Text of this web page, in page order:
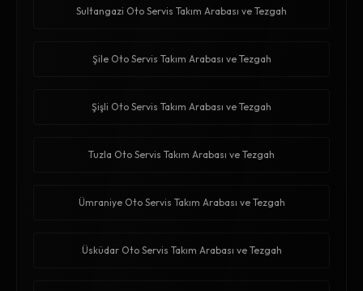
Sultangazi Oto Servis Takım Arabası ve Tezgah
Şile Oto Servis Takım Arabası ve Tezgah
Şişli Oto Servis Takım Arabası ve Tezgah
Tuzla Oto Servis Takım Arabası ve Tezgah
Ümraniye Oto Servis Takım Arabası ve Tezgah
Üsküdar Oto Servis Takım Arabası ve Tezgah